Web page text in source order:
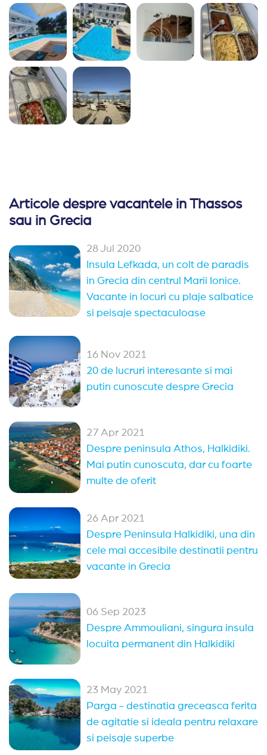
Articole despre vacantele in Thassos
sau in Grecia
28 Jul 2020
Insula Lefkada, un colt de paradis
in Grecia din centrul Marii Ionice.
Vacante in locuri cu plaje salbatice
si peisaje spectaculoase
16 Nov 2021
20 de lucruri interesante si mai
putin cunoscute despre Grecia
27 Apr 2021
Despre peninsula Athos, Halkidiki.
Mai putin cunoscuta, dar cu foarte
multe de oferit
26 Apr 2021
Despre Peninsula Halkidiki, una din
cele mai accesibile destinatii pentru
vacante in Grecia
06 Sep 2023
Despre Ammouliani, singura insula
locuita permanent din Halkidiki
23 May 2021
Parga - destinatia greceasca ferita
de agitatie si ideala pentru relaxare
si peisaje superbe